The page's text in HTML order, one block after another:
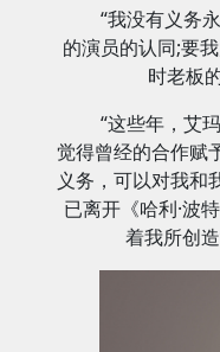
“我没有义务
的演员的认同;要
时老板
“这些年，艾
觉得曾经的合作赋
义务，可以对我和
已离开《哈利·波
着我所创